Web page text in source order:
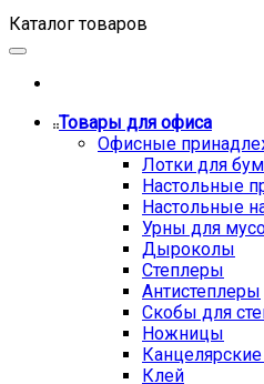
Каталог товаров
Товары для офиса
Офисные
Лотки для
Настольные
Настольные
Урны для
Дыроколы
Степлеры
Антистеплеры
Скобы для
Ножницы
Клей